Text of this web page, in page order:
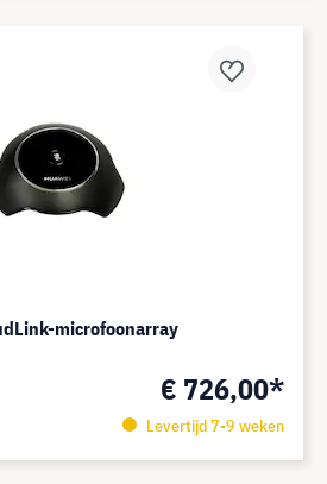
microfoonarray
€ 726,00*
Levertijd 7-9 weken